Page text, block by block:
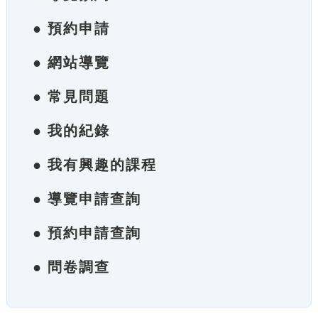
● 預約申請
● 網站導覽
● 常見問題
● 我的紀錄
● 我有興趣的課程
● 導覽申請查詢
● 預約申請查詢
● 問卷調查